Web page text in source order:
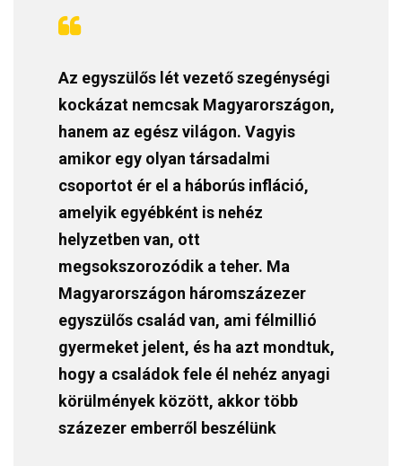
Az egyszülős lét vezető szegénységi
kockázat nemcsak Magyarországon,
hanem az egész világon. Vagyis
amikor egy olyan társadalmi
csoportot ér el a háborús infláció,
amelyik egyébként is nehéz
helyzetben van, ott
megsokszorozódik a teher. Ma
Magyarországon háromszázezer
egyszülős család van, ami félmillió
gyermeket jelent, és ha azt mondtuk,
hogy a családok fele él nehéz anyagi
körülmények között, akkor több
százezer emberről beszélünk